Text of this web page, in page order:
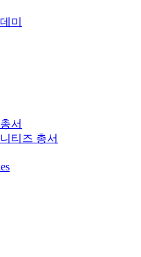
미
서
티즈 총서